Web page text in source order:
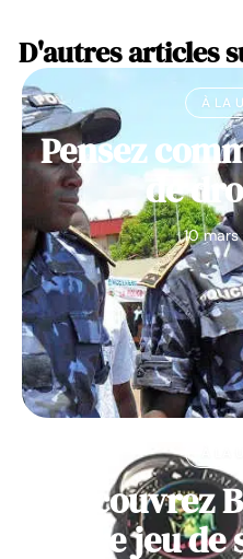
D'autres articles
À LA
Pensez
de
10
Découvrez
notre jeu de